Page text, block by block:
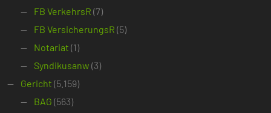
FB VerkehrsR (7)
FB VersicherungsR (5)
Notariat (1)
Syndikusanw (3)
Gericht (5.159)
BAG (563)